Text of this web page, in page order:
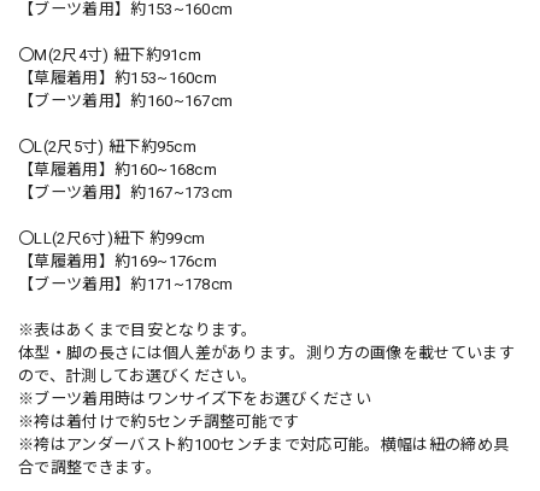
【ブーツ着用】約153~160cm
〇M(2尺4寸) 紐下約91cm
【草履着用】約153~160cm
【ブーツ着用】約160~167cm
〇L(2尺5寸) 紐下約95cm
【草履着用】約160~168cm
【ブーツ着用】約167~173cm
〇LL(2尺6寸)紐下 約99cm
【草履着用】約169~176cm
【ブーツ着用】約171~178cm
※表はあくまで目安となります。
体型・脚の長さには個人差があります。測り方の画像を載せています
ので、計測してお選びください。
※ブーツ着用時はワンサイズ下をお選びください
※袴は着付けで約5センチ調整可能です
※袴はアンダーバスト約100センチまで対応可能。横幅は紐の締め具
合で調整できます。